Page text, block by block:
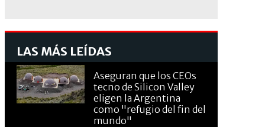
LAS MÁS LEÍDAS
Aseguran que los CEOs
tecno de Silicon Valley
eligen la Argentina
como "refugio del fin del
mundo"